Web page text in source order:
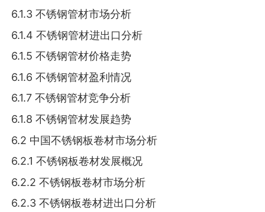
6.1.3 不锈钢管材市场分析
6.1.4 不锈钢管材进出口分析
6.1.5 不锈钢管材价格走势
6.1.6 不锈钢管材盈利情况
6.1.7 不锈钢管材竞争分析
6.1.8 不锈钢管材发展趋势
6.2 中国不锈钢板卷材市场分析
6.2.1 不锈钢板卷材发展概况
6.2.2 不锈钢板卷材市场分析
6.2.3 不锈钢板卷材进出口分析